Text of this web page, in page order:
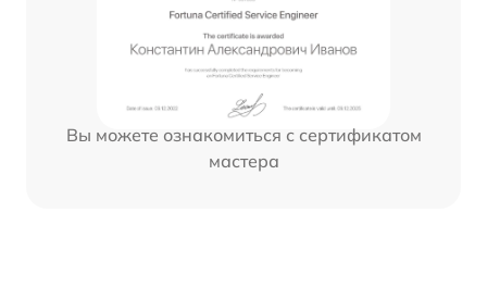
Вы можете ознакомиться с сертификатом
мастера